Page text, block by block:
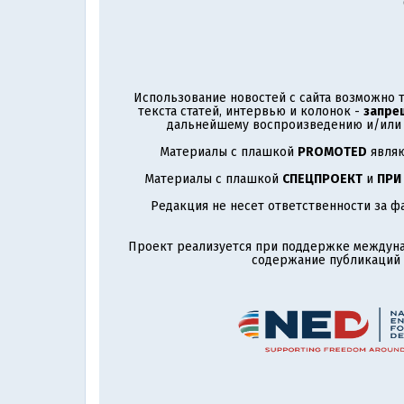
Использование новостей с сайта
текста статей, интервью и колонок -
дальнейшему воспроизведению и/или
Материалы с плашкой PROMOTED
Материалы с плашкой СПЕЦПРОЕКТи
Редакция не несет ответственности за
Проект реализуется при поддержке
содержание публикаций